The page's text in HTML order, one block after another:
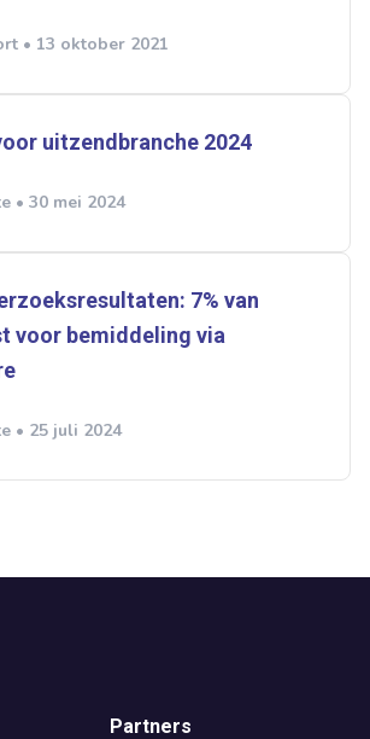
• 13 oktober 2021
uitzendbranche 2024
• 30 mei 2024
7% van
voor bemiddeling via
• 25 juli 2024
Partners